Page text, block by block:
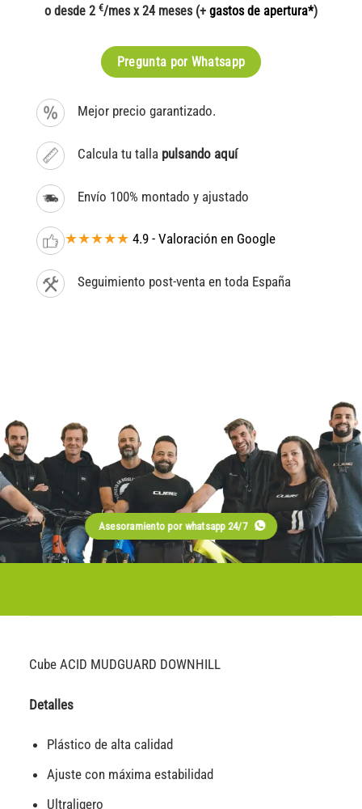
o desde 2 €/mes x 24 meses (+ gastos de apertura*)
Pregunta por Whatsapp
Mejor precio garantizado.
Calcula tu talla pulsando aquí
Envío 100% montado y ajustado
★★★★★ 4.9 - Valoración en Google
Seguimiento post-venta en toda España
Asesoramiento por whatsapp 24/7
Cube ACID MUDGUARD DOWNHILL
Detalles
Plástico de alta calidad
Ajuste con máxima estabilidad
Ultraligero